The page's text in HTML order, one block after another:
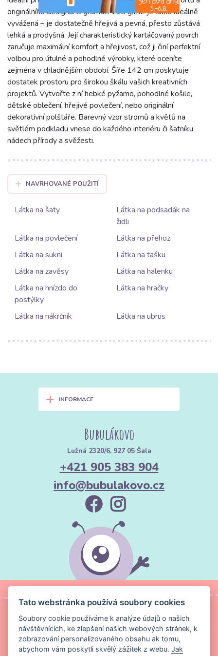
originálního designu. S gramáží 165 g/m2 je látka ideálně
vyvážená – je dostatečně hřejivá a pevná, přesto zůstává
lehká a prodyšná. Její charakteristický kartáčovaný povrch
zaručuje maximální komfort a hřejivost, což ji činí perfektní
volbou pro útulné a pohodlné výrobky, které oceníte
zejména v chladnějším období. Šíře 142 cm poskytuje
dostatek prostoru pro širokou škálu vašich kreativních
projektů. Vytvořte z ní hebké pyžamo, pohodlné košile,
dětské oblečení, hřejivé povlečení, nebo originální
dekorativní polštáře. Barevný vzor stromů a květů na
světlém podkladu vnese do každého interiéru či šatníku
nádech přírody a svěžesti.
NAVRHOVANÉ POUŽITÍ
Látka na šaty
Látka na podsadák na
židli
Látka na povlečení
Látka na přehoz
Látka na sukni
Látka na tašku
Látka na zavěsy
Látka na halenku
Látka na hnízdo do
postýlky
Látka na hračky
Látka na nákrčník Látka na ubrus
+ INFORMACE
Bubulákovo
Lužná 2320/6, 927 05 Šala
+421 905 383 904
info@bubulakovo.cz
Tato webstránka používá soubory cookies
Soubory cookie používáme k analýze údajů o našich
návštěvnících, ke zlepšení našich webových stránek, k
zobrazování personalizovaného obsahu ak tomu,
abychom vám poskytli skvělý zážitek z webu.Jak